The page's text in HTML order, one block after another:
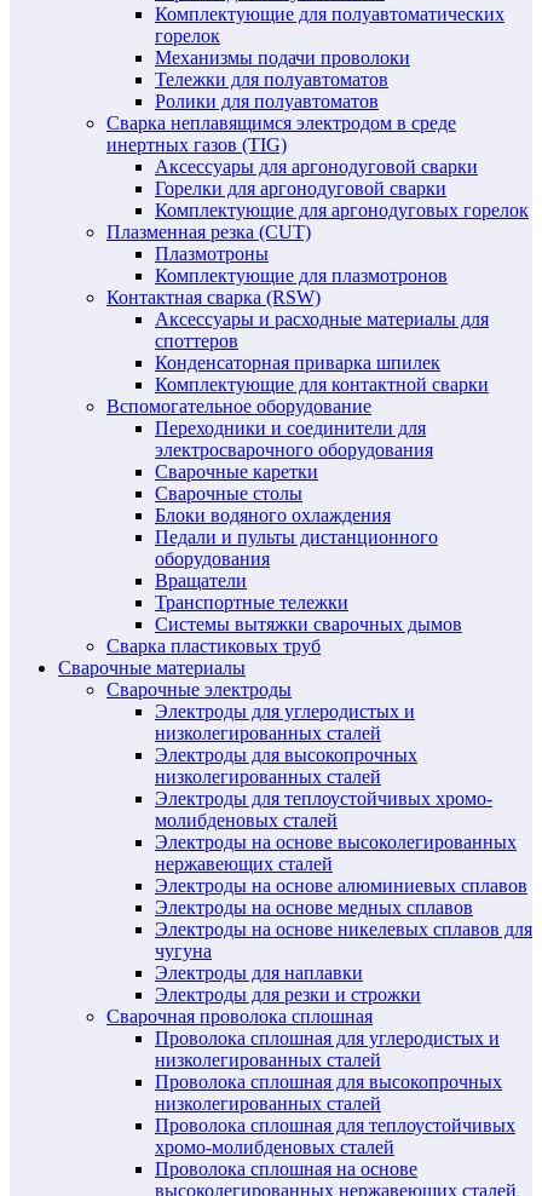
Комплектующие для полуавтоматических
горелок
Механизмы подачи проволоки
Тележки для полуавтоматов
Ролики для полуавтоматов
Сварка неплавящимся электродом в среде
инертных газов (TIG)
Аксессуары для аргонодуговой сварки
Горелки для аргонодуговой сварки
Комплектующие для аргонодуговых горелок
Плазменная резка (CUT)
Плазмотроны
Комплектующие для плазмотронов
Контактная сварка (RSW)
Аксессуары и расходные материалы для
споттеров
Конденсаторная приварка шпилек
Комплектующие для контактной сварки
Вспомогательное оборудование
Переходники и соединители для
электросварочного оборудования
Сварочные каретки
Сварочные столы
Блоки водяного охлаждения
Педали и пульты дистанционного
оборудования
Вращатели
Транспортные тележки
Системы вытяжки сварочных дымов
Сварка пластиковых труб
Сварочные материалы
Сварочные электроды
Электроды для углеродистых и
низколегированных сталей
Электроды для высокопрочных
низколегированных сталей
Электроды для теплоустойчивых хромо-
молибденовых сталей
Электроды на основе высоколегированных
нержавеющих сталей
Электроды на основе алюминиевых сплавов
Электроды на основе медных сплавов
Электроды на основе никелевых сплавов для
чугуна
Электроды для наплавки
Электроды для резки и строжки
Сварочная проволока сплошная
Проволока сплошная для углеродистых и
низколегированных сталей
Проволока сплошная для высокопрочных
низколегированных сталей
Проволока сплошная для теплоустойчивых
хромо-молибденовых сталей
Проволока сплошная на основе
высоколегированных нержавеющих сталей